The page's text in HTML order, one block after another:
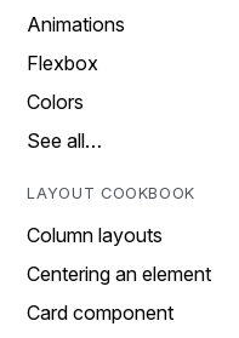
Animations
Flexbox
Colors
See all…
LAYOUT COOKBOOK
Column layouts
Centering an element
Card component